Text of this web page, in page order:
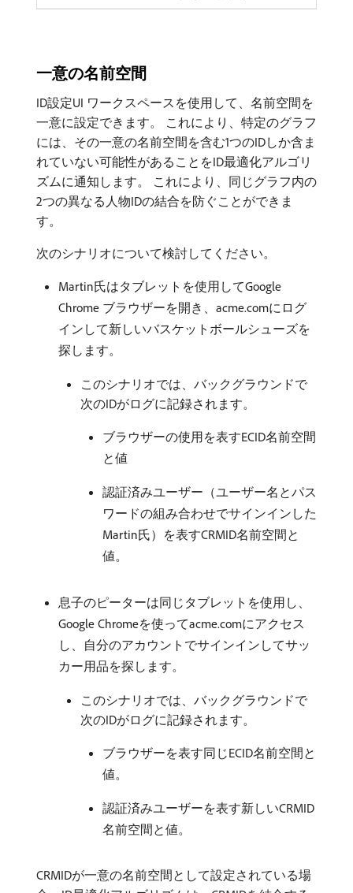
一意の名前空間
ID設定UI ワークスペースを使用して、名前空間を
一意に設定できます。 これにより、特定のグラフ
には、その一意の名前空間を含む1つのIDしか含ま
れていない可能性があることをID最適化アルゴリ
ズムに通知します。 これにより、同じグラフ内の
2つの異なる人物IDの結合を防ぐことができま
す。
次のシナリオについて検討してください。
Martin氏はタブレットを使用してGoogle
Chrome ブラウザーを開き、acme.comにログ
インして新しいバスケットボールシューズを
探します。
このシナリオでは、バックグラウンドで
次のIDがログに記録されます。
ブラウザーの使用を表すECID名前空間
と値
認証済みユーザー（ユーザー名とパス
ワードの組み合わせでサインインした
Martin氏）を表すCRMID名前空間と
値。
息子のピーターは同じタブレットを使用し、
Google Chromeを使ってacme.comにアクセス
し、自分のアカウントでサインインしてサッ
カー用品を探します。
このシナリオでは、バックグラウンドで
次のIDがログに記録されます。
ブラウザーを表す同じECID名前空間と
値。
認証済みユーザーを表す新しいCRMID
名前空間と値。
CRMIDが一意の名前空間として設定されている場